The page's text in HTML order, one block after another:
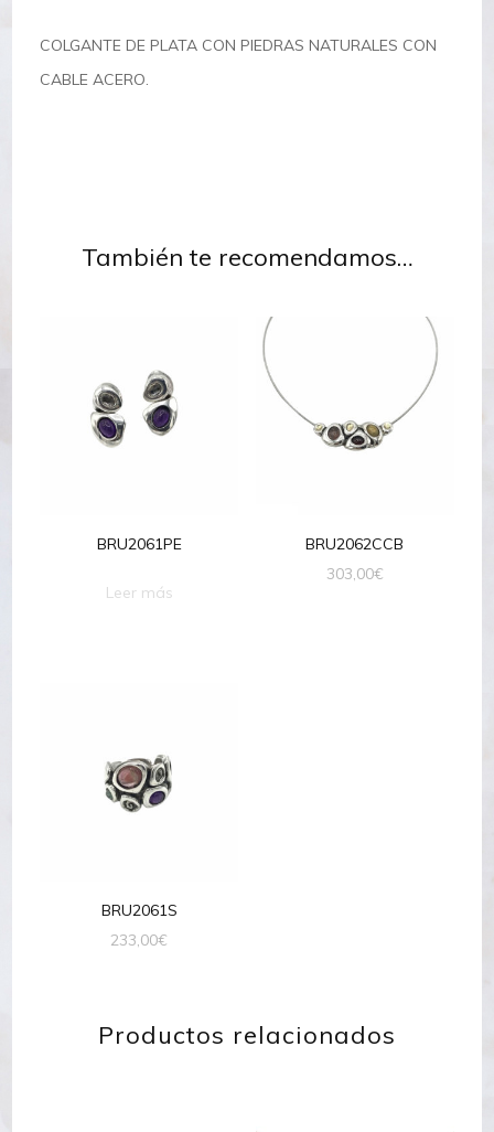
COLGANTE DE PLATA CON PIEDRAS NATURALES CON
CABLE ACERO.
También te recomendamos…
BRU2061PE
Leer más
BRU2062CCB
303,00€
BRU2061S
233,00€
Productos relacionados